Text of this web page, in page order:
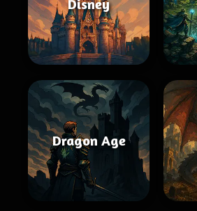
Disney
Dragon Age